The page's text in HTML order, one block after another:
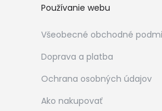
Používanie webu
Všeobecné obchodné
Doprava a platba
Ochrana osobných údajov
Ako nakupovať